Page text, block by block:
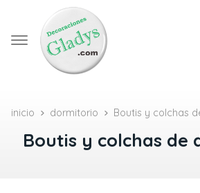
inicio dormitorio Boutis y colchas
Boutis y colchas de